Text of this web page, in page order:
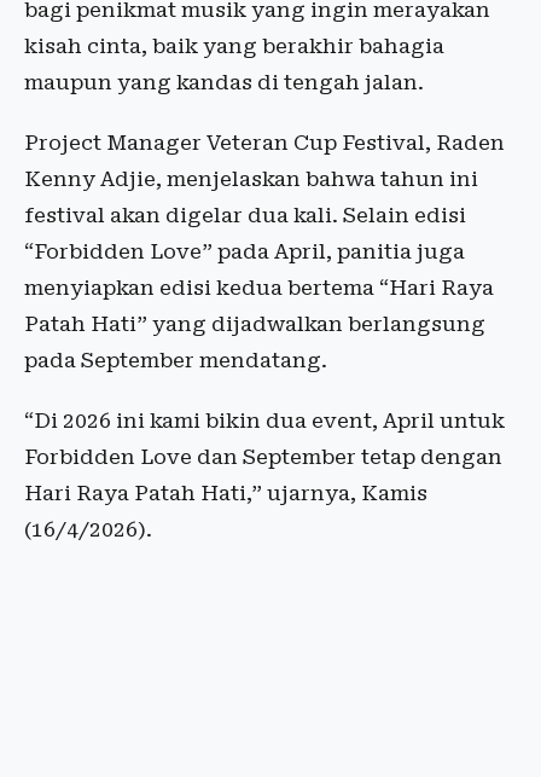
bagi penikmat musik yang ingin merayakan
kisah cinta, baik yang berakhir bahagia
maupun yang kandas di tengah jalan.
Project Manager Veteran Cup Festival, Raden
Kenny Adjie, menjelaskan bahwa tahun ini
festival akan digelar dua kali. Selain edisi
“Forbidden Love” pada April, panitia juga
menyiapkan edisi kedua bertema “Hari Raya
Patah Hati” yang dijadwalkan berlangsung
pada September mendatang.
“Di 2026 ini kami bikin dua event, April untuk
Forbidden Love dan September tetap dengan
Hari Raya Patah Hati,” ujarnya, Kamis
(16/4/2026).